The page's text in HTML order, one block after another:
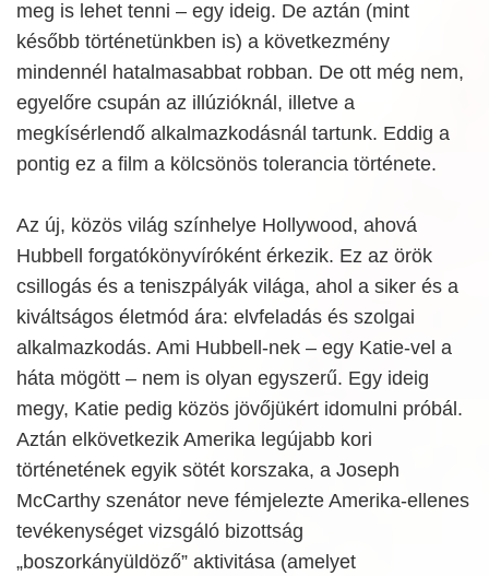
meg is lehet tenni – egy ideig. De aztán (mint
később történetünkben is) a következmény
mindennél hatalmasabbat robban. De ott még nem,
egyelőre csupán az illúzióknál, illetve a
megkísérlendő alkalmazkodásnál tartunk. Eddig a
pontig ez a film a kölcsönös tolerancia története.
Az új, közös világ színhelye Hollywood, ahová
Hubbell forgatókönyvíróként érkezik. Ez az örök
csillogás és a teniszpályák világa, ahol a siker és a
kiváltságos életmód ára: elvfeladás és szolgai
alkalmazkodás. Ami Hubbell-nek – egy Katie-vel a
háta mögött – nem is olyan egyszerű. Egy ideig
megy, Katie pedig közös jövőjükért idomulni próbál.
Aztán elkövetkezik Amerika legújabb kori
történetének egyik sötét korszaka, a Joseph
McCarthy szenátor neve fémjelezte Amerika-ellenes
tevékenységet vizsgáló bizottság
„boszorkányüldöző” aktivitása (amelyet